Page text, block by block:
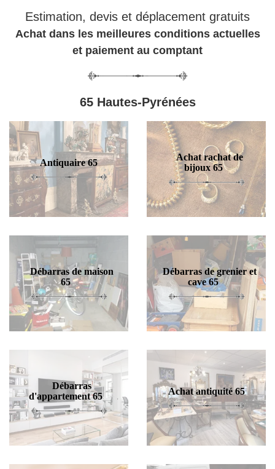
Estimation, devis et déplacement gratuits
Achat dans les meilleures conditions actuelles
et paiement au comptant
65 Hautes-Pyrénées
Antiquaire 65
Achat rachat de
bijoux 65
Débarras de maison
65
Débarras de grenier et
cave 65
Débarras
d'appartement 65
Achat antiquité 65